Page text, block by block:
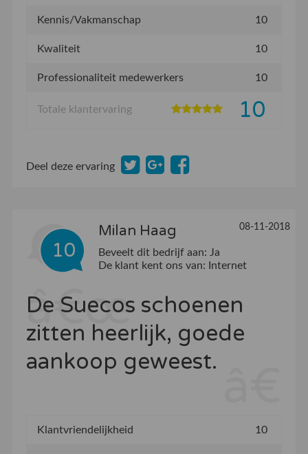
Kennis/Vakmanschap 10
Kwaliteit 10
Professionaliteit medewerkers 10
Totale klantervaring 10
Deel deze ervaring
10
Milan Haag 08-11-2018
Beveelt dit bedrijf aan: Ja
De klant kent ons van:
Internet
De Suecos schoenen
zitten heerlijk, goede
aankoop geweest.
Klantvriendelijkheid 10